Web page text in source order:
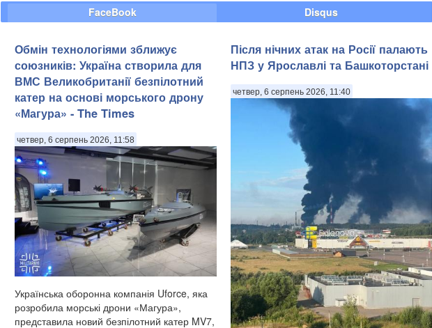
FaceBook Disqus
Обмін технологіями зближує
союзників: Україна створила для
ВМС Великобританії безпілотний
катер на основі морського дрону
четвер, 6 серпень 2026, 11:58
Українська оборонна компанія Uforce, яка
розробила морські дрони «Магура»,
Після нічних атак на Росії палають
четвер, 6 серпень 2026, 11:40